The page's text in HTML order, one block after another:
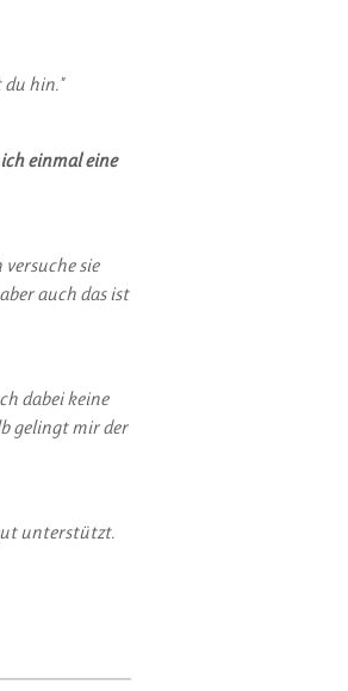
du hin."
einmal eine
sie
auch das ist
dabei keine
gelingt mir der
unterstützt.